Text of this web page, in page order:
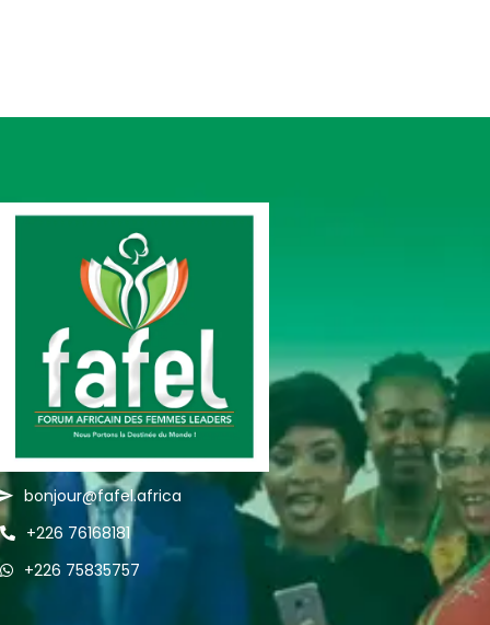
bonjour@fafel.africa
+226 76168181
+226 75835757